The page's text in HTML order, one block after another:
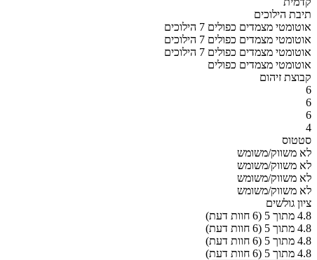
תיבת הילוכים
אוטומטי מצמדים כפולים 7 הילוכים
אוטומטי מצמדים כפולים 7 הילוכים
אוטומטי מצמדים כפולים 7 הילוכים
אוטומטי מצמדים כפולים
קבוצת זיהום
6
6
6
4
סטטוס
לא משווק/משומש
לא משווק/משומש
לא משווק/משומש
לא משווק/משומש
ציון גולשים
4.8 מתוך 5 (6 חוות דעת)
4.8 מתוך 5 (6 חוות דעת)
4.8 מתוך 5 (6 חוות דעת)
4.8 מתוך 5 (6 חוות דעת)